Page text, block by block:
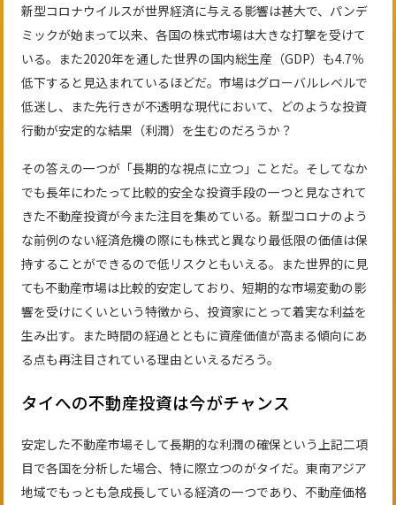
新型コロナウイルスが世界経済に与える影響は甚大で、パンデ
ミックが始まって以来、各国の株式市場は大きな打撃を受けて
いる。また2020年を通した世界の国内総生産（GDP）も4.7％
低下すると見込まれているほどだ。市場はグローバルレベルで
低迷し、また先行きが不透明な現代において、どのような投資
行動が安定的な結果（利潤）を生むのだろうか？
その答えの一つが「長期的な視点に立つ」ことだ。そしてなか
でも長年にわたって比較的安全な投資手段の一つと見なされて
きた不動産投資が今また注目を集めている。新型コロナのよう
な前例のない経済危機の際にも株式と異なり最低限の価値は保
持することができるので低リスクともいえる。また世界的に見
ても不動産市場は比較的安定しており、短期的な市場変動の影
響を受けにくいという特徴から、投資家にとって着実な利益を
生み出す。また時間の経過とともに資産価値が高まる傾向にあ
る点も再注目されている理由といえるだろう。
タイへの不動産投資は今がチャンス
安定した不動産市場そして長期的な利潤の確保という上記二項
目で各国を分析した場合、特に際立つのがタイだ。東南アジア
地域でもっとも急成長している経済の一つであり、不動産価格